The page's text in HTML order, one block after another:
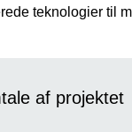
teknologier til
af projektet